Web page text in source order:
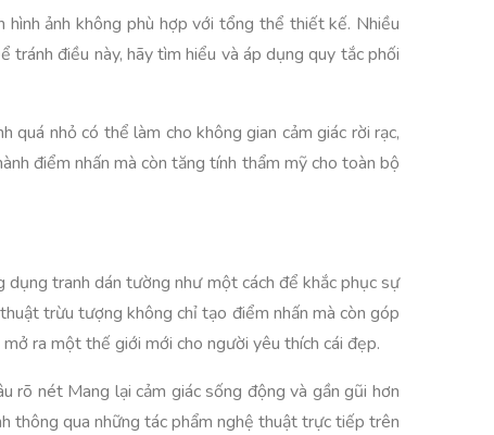
ảnh không phù hợp với tổng thể thiết kế. Nhiều
tránh điều này, hãy tìm hiểu và áp dụng quy tắc phối
nhỏ có thể làm cho không gian cảm giác rời rạc,
điểm nhấn mà còn tăng tính thẩm mỹ cho toàn bộ
tranh dán tường như một cách để khắc phục sự
trừu tượng không chỉ tạo điểm nhấn mà còn góp
ra một thế giới mới cho người yêu thích cái đẹp.
rõ nét Mang lại cảm giác sống động và gần gũi hơn
thông qua những tác phẩm nghệ thuật trực tiếp trên